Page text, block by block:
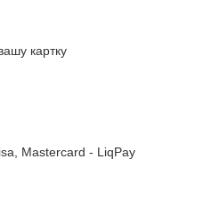
картку
Mastercard - LiqPay